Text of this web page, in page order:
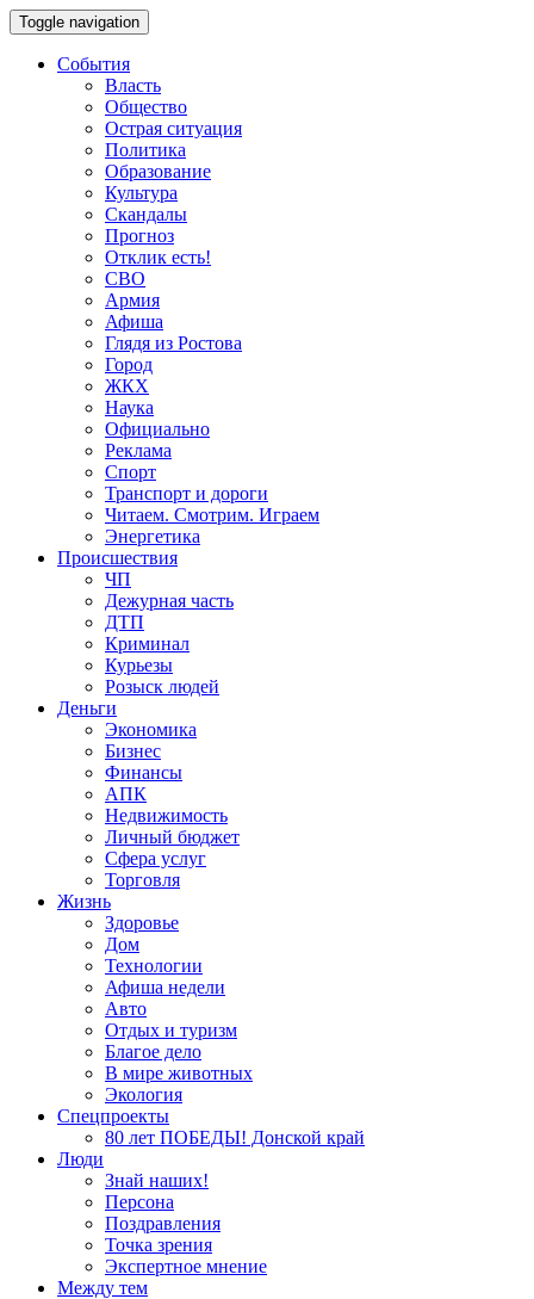
Toggle navigation
События
Власть
Общество
Острая ситуация
Политика
Образование
Культура
Скандалы
Прогноз
Отклик есть!
СВО
Армия
Афиша
Глядя из Ростова
Город
ЖКХ
Наука
Официально
Реклама
Спорт
Транспорт и дороги
Читаем. Смотрим. Играем
Энергетика
Происшествия
ЧП
Дежурная часть
ДТП
Криминал
Курьезы
Розыск людей
Деньги
Экономика
Бизнес
Финансы
АПК
Недвижимость
Личный бюджет
Сфера услуг
Торговля
Жизнь
Здоровье
Дом
Технологии
Афиша недели
Авто
Отдых и туризм
Благое дело
В мире животных
Экология
Спецпроекты
80 лет ПОБЕДЫ! Донской край
Люди
Знай наших!
Персона
Поздравления
Точка зрения
Экспертное мнение
Между тем